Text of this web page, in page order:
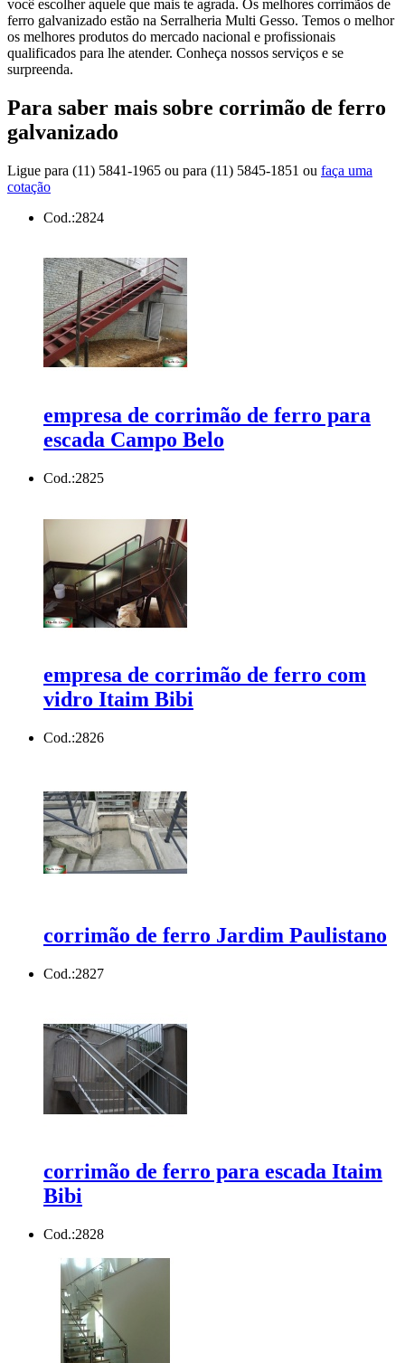
você escolher aquele que mais te agrada. Os melhores corrimãos de
ferro galvanizado estão na Serralheria Multi Gesso. Temos o melhor
os melhores produtos do mercado nacional e profissionais
qualificados para lhe atender. Conheça nossos serviços e se
surpreenda.
Para saber mais sobre corrimão de ferro
galvanizado
Ligue para (11) 5841-1965 ou para (11) 5845-1851 ou faça uma
cotação
Cod.:2824
empresa de corrimão de ferro para
escada Campo Belo
Cod.:2825
empresa de corrimão de ferro com
vidro Itaim Bibi
Cod.:2826
corrimão de ferro Jardim Paulistano
Cod.:2827
corrimão de ferro para escada Itaim
Bibi
Cod.:2828